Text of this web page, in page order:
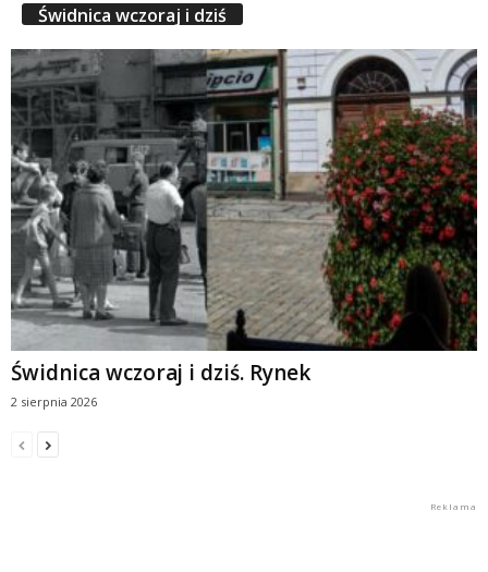
Świdnica wczoraj i dziś
Świdnica wczoraj i dziś. Rynek
2 sierpnia 2026